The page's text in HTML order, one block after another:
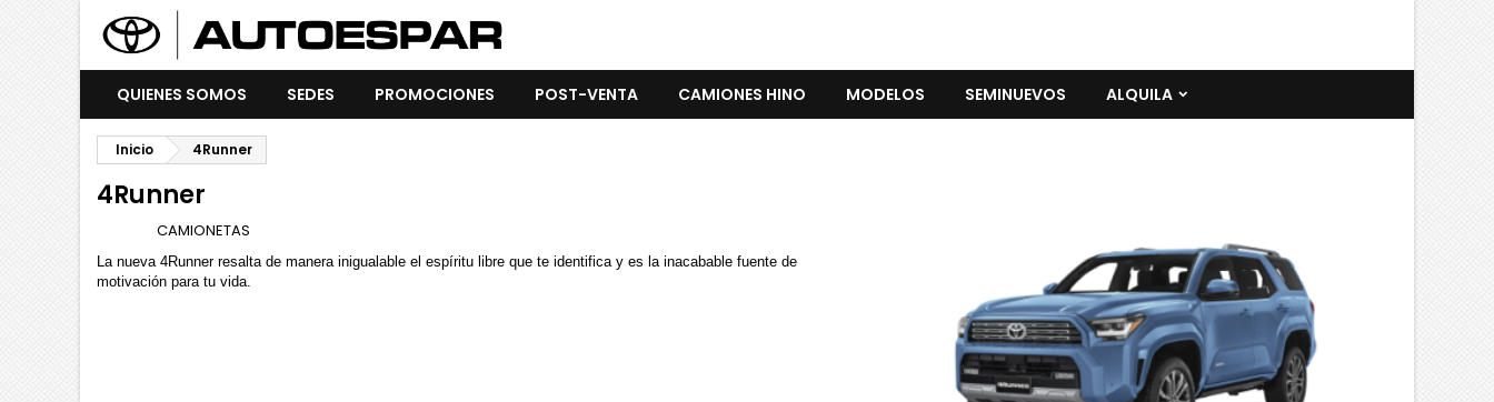
QUIENES SOMOS SEDES PROMOCIONES POST-VENTA CAMIONES HINO MODELOS SEMINUEVOS ALQUILA
Inicio 4Runner
4Runner
CAMIONETAS
La nueva 4Runner resalta de manera inigualable el espíritu libre que te identifica y es la inacabable fuente de
motivación para tu vida.